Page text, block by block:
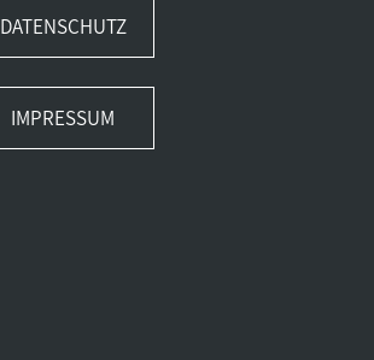
DATENSCHUTZ
IMPRESSUM